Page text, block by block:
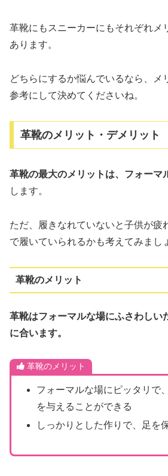
革靴にもスニーカーにもそれぞれメ
あります。
どちらにするか悩んでいるなら、メ
参考にして決めてくださいね。
革靴のメリット・デメリット
革靴の最大のメリットは、フォーマ
します。
ただ、履きなれていないと子供が疲
で履いていられるかも考えてみまし
革靴のメリット
革靴はフォーマルな場にふさわしい
に合います。
革靴のメリット
フォーマルな場にピッタリで
を与えることができる
しっかりとした作りで、足を